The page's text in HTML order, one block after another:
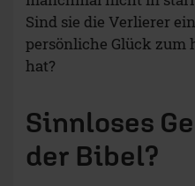
Sind sie die Verlierer
persönliche Glück zum
hat?
Sinnloses
der Bibel?